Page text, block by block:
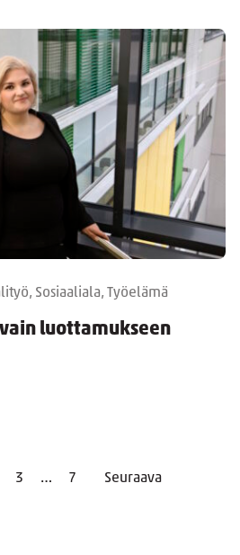
Sosiaaliala, Työelämä
luottamukseen
3 … 7 Seuraava